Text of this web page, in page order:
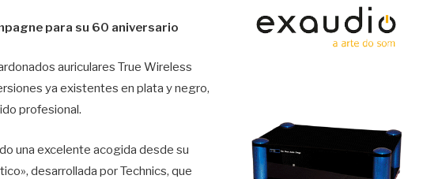
para su 60 aniversario
auriculares True Wireless
ya existentes en plata y negro,
profesional.
una excelente acogida desde su
desarrollada por Technics, que